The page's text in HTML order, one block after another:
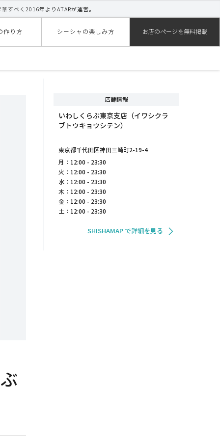
すべく2016年よりATARが運営。
作り方 シーシャの楽しみ方 お店のページを無料掲載
店舗情報
いわしくらぶ東京支店（イワシクラ
ブトウキョウシテン）
東京都千代田区神田三崎町2-19-4
月：12:00 - 23:30
火：12:00 - 23:30
水：12:00 - 23:30
木：12:00 - 23:30
金：12:00 - 23:30
土：12:00 - 23:30
SHISHAMAP で詳細を見る